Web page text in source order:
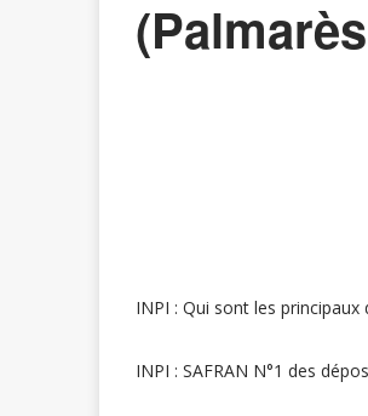
INPI : Qui sont les
INPI : SAFRAN N°1 des